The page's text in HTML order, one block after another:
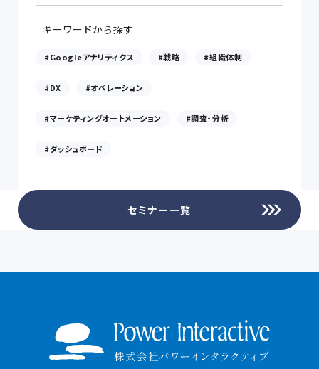
キーワードから探す
Googleアナリティクス 戦略 組織体制
DX オペレーション
マーケティングオートメーション 調査・分析
ダッシュボード
セミナー一覧